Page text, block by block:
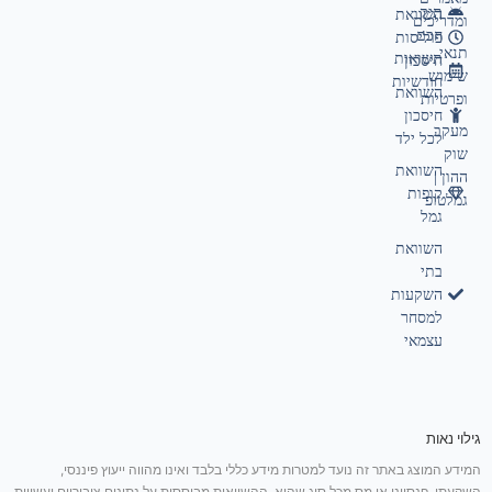
השוואת
פוליסות
חיסכון
השוואת
חיסכון
לכל ילד
השוואת
קופות
גמל
השוואת
בתי
השקעות
למסחר
עצמאי
ומדריכים
תנאי
שימוש
ופרטיות
מעקב
שוק
ההון |
גמלטופ
תיק
חכם
תשואות
חודשיות
גילוי נאות
המידע המוצג באתר זה נועד למטרות מידע כללי בלבד ואינו מהווה ייעוץ פיננסי,